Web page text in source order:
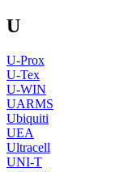
U
U-Prox
U-Tex
U-WIN
UARMS
Ubiquiti
UEA
Ultracell
UNI-T